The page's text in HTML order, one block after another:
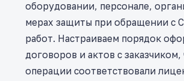
оборудовании, персонале,
мерах защиты при обращении с
работ. Настраиваем порядок
договоров и актов с заказчиком,
операции соответствовали